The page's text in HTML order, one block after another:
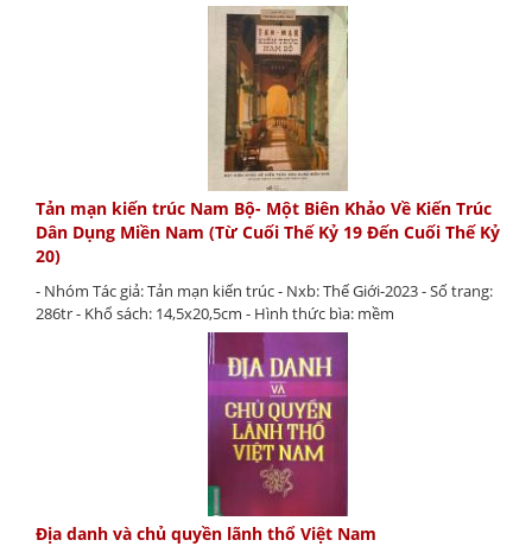
Tản mạn kiến trúc Nam Bộ- Một Biên Khảo Về Kiến Trúc
Dân Dụng Miền Nam (Từ Cuối Thế Kỷ 19 Đến Cuối Thế Kỷ
20)
- Nhóm Tác giả: Tản mạn kiến trúc - Nxb: Thế Giới-2023 - Số trang:
286tr - Khổ sách: 14,5x20,5cm - Hình thức bìa: mềm
Địa danh và chủ quyền lãnh thổ Việt Nam